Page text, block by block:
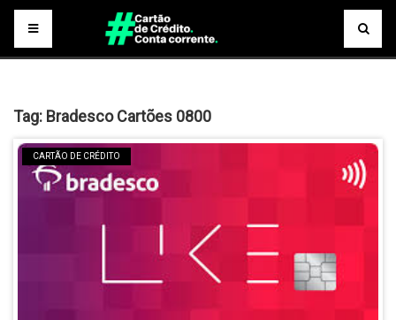
Tag: Bradesco Cartões 0800
CARTÃO DE CRÉDITO